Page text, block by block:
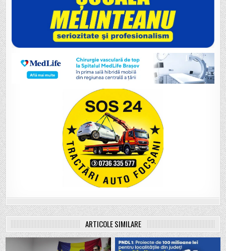
ARTICOLE SIMILARE